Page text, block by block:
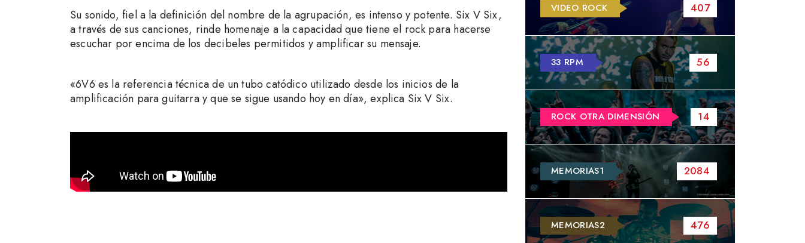
Su sonido, fiel a la definición del nombre de la agrupación, es intenso y potente. Six V Six,
a través de sus canciones, rinde homenaje a la capacidad que tiene el rock para hacerse
escuchar por encima de los decibeles permitidos y amplificar su mensaje.
«6V6 es la referencia técnica de un tubo catódico utilizado desde los inicios de la
amplificación para guitarra y que se sigue usando hoy en día», explica Six V Six.
VIDEO ROCK 407
33 RPM 56
ROCK OTRA DIMENSIÓN 14
MEMORIAS1 2084
MEMORIAS2 476